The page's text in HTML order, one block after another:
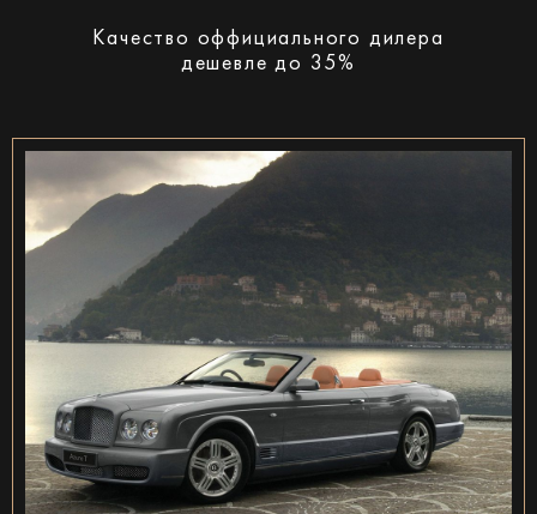
Качество оффициального дилера
дешевле до 35%